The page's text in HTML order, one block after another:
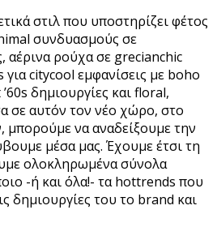
στιλ που υποστηρίζει φέτος
συνδυασμούς σε
ρούχα σε grecianchic
citycool εμφανίσεις με boho
δημιουργίες και floral,
σε αυτόν τον νέο χώρο, στο
μπορούμε να αναδείξουμε την
μέσα μας. Έχουμε έτσι τη
ολοκληρωμένα σύνολα
-ή και όλα!- τα hottrends που
δημιουργίες του το brand και